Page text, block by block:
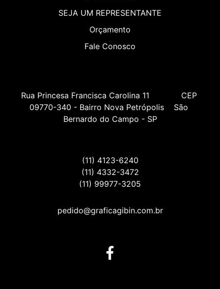
SEJA UM REPRESENTANTE
Orçamento
Fale Conosco
Rua Princesa Francisca Carolina 11             CEP
09770-340 - Bairro Nova Petrópolis    São
Bernardo do Campo - SP
(11) 4123-6240
(11) 4332-3472
(11) 99977-3205
pedido@graficagibin.com.br